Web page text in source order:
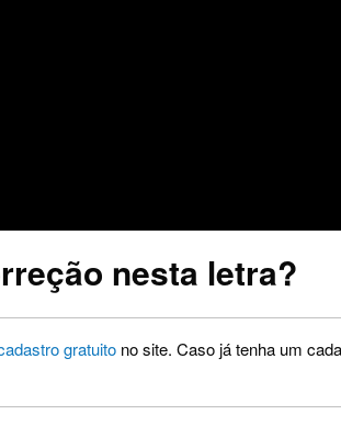
nesta letra?
gratuito no site. Caso já tenha um